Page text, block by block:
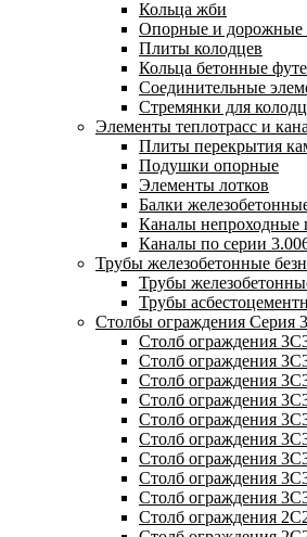
Кольца жби
Опорные и дорожные
Плиты колодцев
Кольца бетонные
Соединительные
Стремянки для
Элементы теплотрасс и
Плиты перекрытия
Подушки опорные
Элементы лотков
Балки
Каналы непроходные
Каналы по серии
Трубы железобетонные
Трубы
Трубы
Столбы ограждения Серия
Столб ограждения
Столб ограждения
Столб ограждения
Столб ограждения
Столб ограждения
Столб ограждения
Столб ограждения
Столб ограждения
Столб ограждения
Столб ограждения